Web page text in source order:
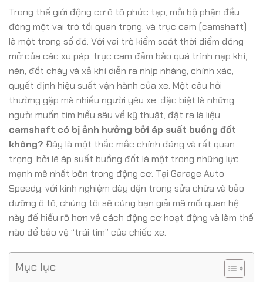
Trong thế giới động cơ ô tô phức tạp, mỗi bộ phận đều
đóng một vai trò tối quan trọng, và trục cam (camshaft)
là một trong số đó. Với vai trò kiểm soát thời điểm đóng
mở của các xu páp, trục cam đảm bảo quá trình nạp khí,
nén, đốt cháy và xả khí diễn ra nhịp nhàng, chính xác,
quyết định hiệu suất vận hành của xe. Một câu hỏi
thường gặp mà nhiều người yêu xe, đặc biệt là những
người muốn tìm hiểu sâu về kỹ thuật, đặt ra là liệu
camshaft có bị ảnh hưởng bởi áp suất buồng đốt
không? Đây là một thắc mắc chính đáng và rất quan
trọng, bởi lẽ áp suất buồng đốt là một trong những lực
mạnh mẽ nhất bên trong động cơ. Tại Garage Auto
Speedy, với kinh nghiệm dày dặn trong sửa chữa và bảo
dưỡng ô tô, chúng tôi sẽ cùng bạn giải mã mối quan hệ
này để hiểu rõ hơn về cách động cơ hoạt động và làm thế
nào để bảo vệ “trái tim” của chiếc xe.
Mục lục